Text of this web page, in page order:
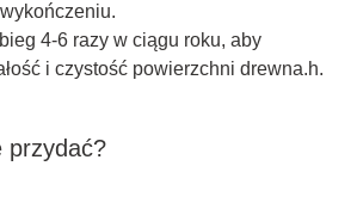
4-6 razy w ciągu roku, aby
i czystość powierzchni drewna.h.
przydać?